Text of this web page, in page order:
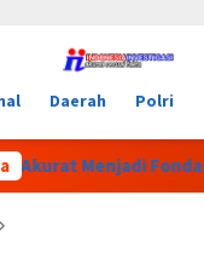
Daerah Polri
Menjadi Fondasi